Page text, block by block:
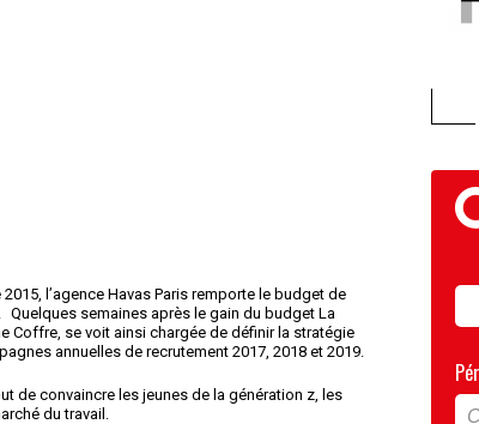
l’agence Havas Paris remporte le budget de
Quelques semaines après le gain du budget La
Coffre, se voit ainsi chargée de définir la stratégie
annuelles de recrutement 2017, 2018 et 2019.
de convaincre les jeunes de la génération z, les
du travail.